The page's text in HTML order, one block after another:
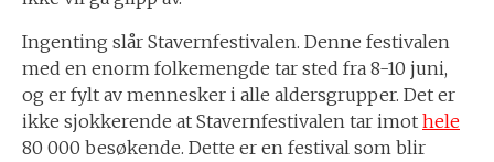
Ingenting slår Stavernfestivalen. Denne festivalen
med en enorm folkemengde tar sted fra 8-10 juni,
og er fylt av mennesker i alle aldersgrupper. Det er
ikke sjokkerende at Stavernfestivalen tar imot hele
80 000 besøkende. Dette er en festival som blir